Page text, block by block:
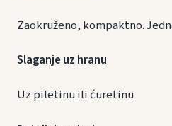
Zaokruženo, kompaktno.
Slaganje uz hranu
Uz piletinu ili ćuretinu